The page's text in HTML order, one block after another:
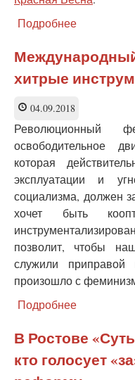
Подробнее
Вологде
коллеги
уволиться
хитрые
04.09.2018
Революционный
освободительное
которая
эксплуатации и
социализма, должен
хочет быть
позволит, чтобы
служили
произошло с
Подробнее
Марш
женщин
или
В Ростове
кто голосует